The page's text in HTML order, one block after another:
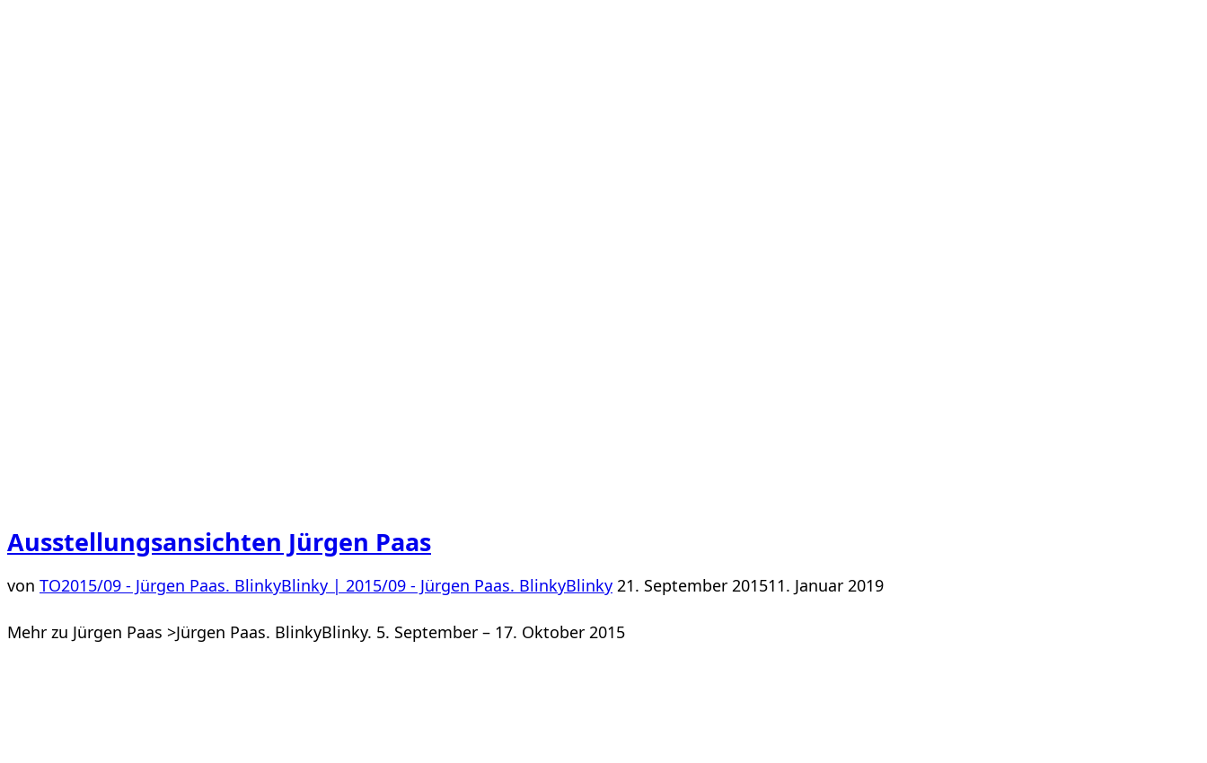
Ausstellungsansichten Jürgen Paas
von TO2015/09 - Jürgen Paas. BlinkyBlinky | 2015/09 - Jürgen Paas. BlinkyBlinkyVeröffentlicht
21. September 201511. Januar 2019
Mehr zu Jürgen Paas >Jürgen Paas. BlinkyBlinky. 5. September – 17. Oktober 2015